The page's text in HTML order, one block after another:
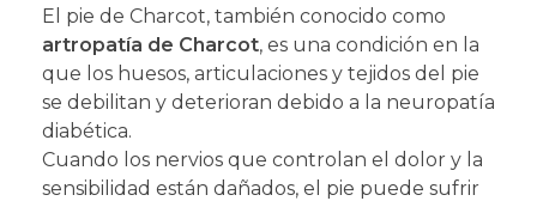
El pie de Charcot, también conocido como
artropatía de Charcot, es una condición en la
que los huesos, articulaciones y tejidos del pie
se debilitan y deterioran debido a la neuropatía
diabética.
Cuando los nervios que controlan el dolor y la
sensibilidad están dañados, el pie puede sufrir